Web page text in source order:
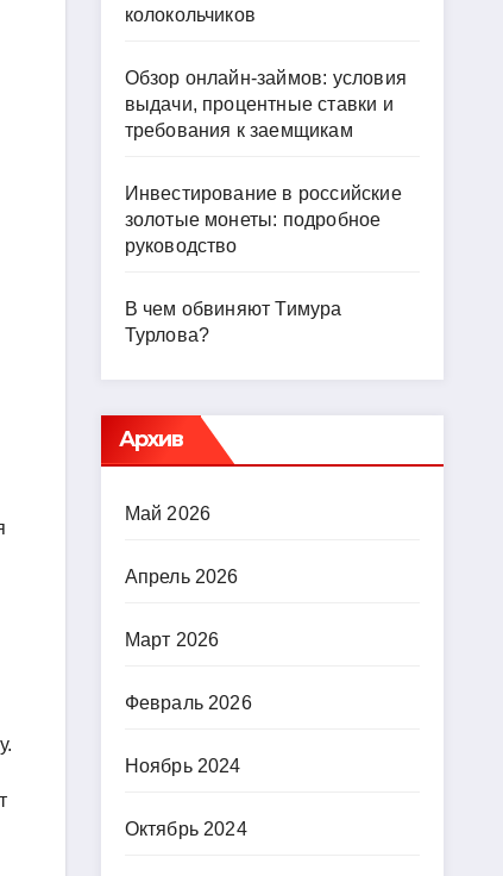
колокольчиков
Обзор онлайн-займов: условия
выдачи, процентные ставки и
требования к заемщикам
Инвестирование в российские
золотые монеты: подробное
руководство
В чем обвиняют Тимура
Турлова?
Архив
Май 2026
Апрель 2026
Март 2026
Февраль 2026
Ноябрь 2024
Октябрь 2024